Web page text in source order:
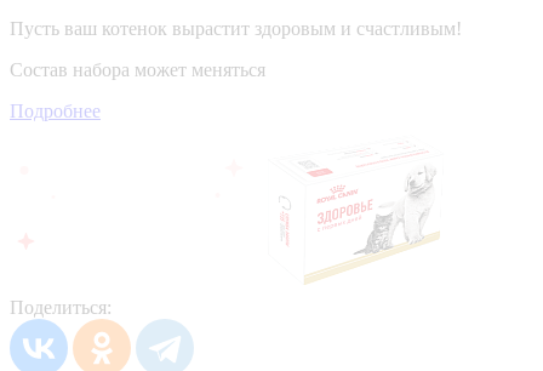
Пусть ваш котенок вырастит здоровым и счастливым!
Состав набора может меняться
Подробнее
Поделиться: